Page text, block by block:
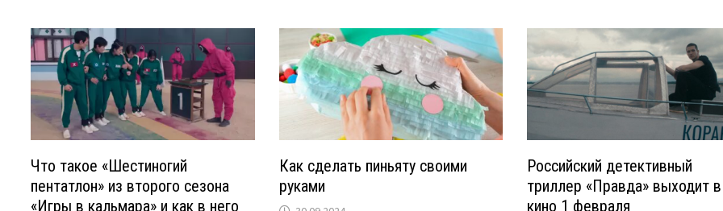
Что такое «Шестиногий
пентатлон» из второго сезона
«Игры в кальмара» и как в него
Как сделать пиньяту своими
руками
Российский детективный
триллер «Правда» выходит в
кино 1 февраля